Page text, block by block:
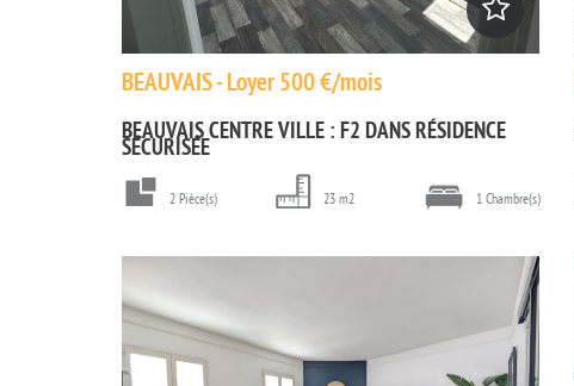
BEAUVAIS - Loyer 500 €/mois
BEAUVAIS CENTRE VILLE : F2 DANS RÉSIDENCE
SÉCURISÉE
2 Pièce(s) 23 m2 1 Chambre(s)